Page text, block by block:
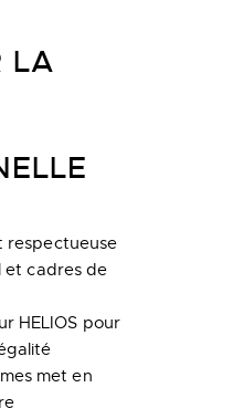
LA
respectueuse
et cadres de
HELIOS pour
met en